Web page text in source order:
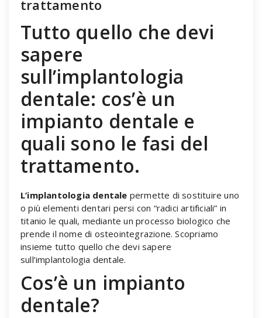
trattamento
Tutto quello che devi
sapere
sull’implantologia
dentale: cos’è un
impianto dentale e
quali sono le fasi del
trattamento.
L’implantologia dentale permette di sostituire uno
o più elementi dentari persi con “radici artificiali” in
titanio le quali, mediante un processo biologico che
prende il nome di osteointegrazione. Scopriamo
insieme tutto quello che devi sapere
sull’implantologia dentale.
Cos’è un impianto
dentale?